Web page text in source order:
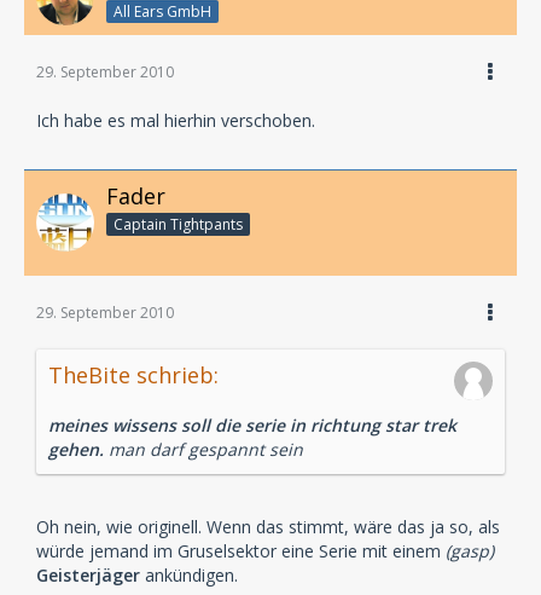
All Ears GmbH
29. September 2010
Ich habe es mal hierhin verschoben.
Fader
Captain Tightpants
29. September 2010
TheBite schrieb:
meines wissens soll die serie in richtung star trek
gehen. man darf gespannt sein
Oh nein, wie originell. Wenn das stimmt, wäre das ja so, als
würde jemand im Gruselsektor eine Serie mit einem (gasp)
Geisterjäger ankündigen.